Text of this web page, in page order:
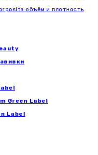
объём и плотность
Green Label
Label